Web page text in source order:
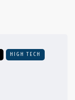
HIGH TECH